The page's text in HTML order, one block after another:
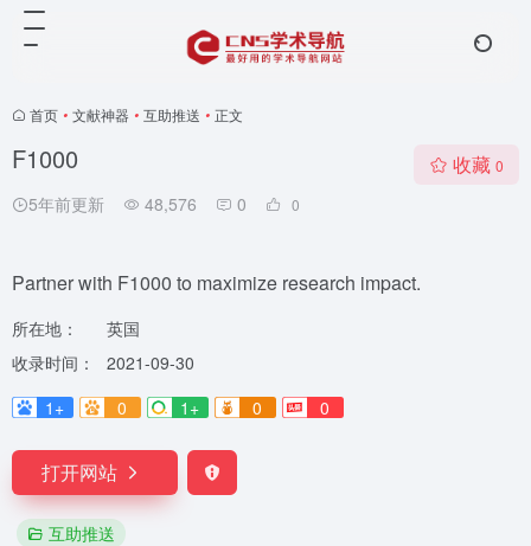
首页 • 文献神器 • 互助推送 • 正文
F1000
5年前更新 48,576 0 0
收藏 0
Partner with F1000 to maximize research impact.
所在地：
英国
收录时间：
2021-09-30
1+
0 1+ 0 0
打开网站
互助推送